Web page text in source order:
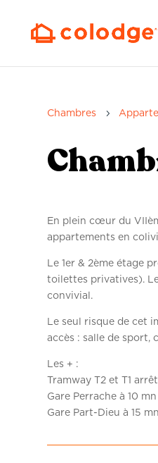
Chambres 5
En plein cœur du
appartements en
Le 1er & 2ème étage
toilettes privatives).
convivial.
Le seul risque de cet
accès : salle de sport,
Les + :
Tramway T2 et T1
Gare Perrache à 10 mn
Gare Part-Dieu à 15 mn